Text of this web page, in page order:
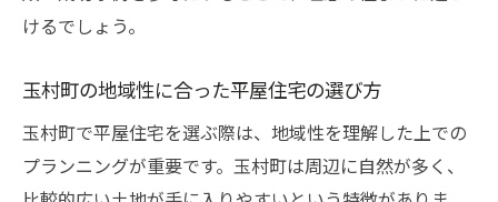
けるでしょう。
玉村町の地域性に合った平屋住宅の選び方
玉村町で平屋住宅を選ぶ際は、地域性を理解した上での
プランニングが重要です。玉村町は周辺に自然が多く、